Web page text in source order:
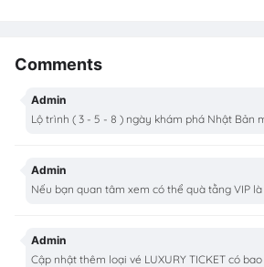
Comments
Admin
Lộ trình ( 3 - 5 - 8 ) ngày khám phá Nhật Bản
Admin
Nếu bạn quan tâm xem có thể quà tằng VIP là
Admin
Cập nhật thêm loại vé LUXURY TICKET có bao